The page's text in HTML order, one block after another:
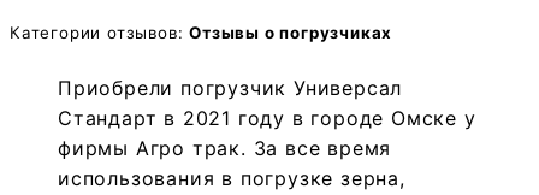
Категории отзывов:Отзывы о погрузчиках
Приобрели погрузчик Универсал
Стандарт в 2021 году в городе Омске у
фирмы Агро трак. За все время
использования в погрузке зерна,